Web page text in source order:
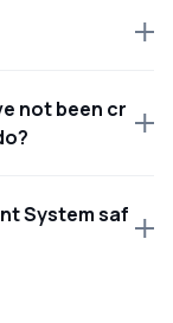
not been cr
System saf